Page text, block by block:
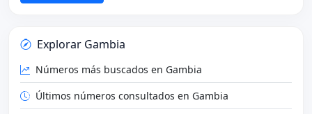
Explorar Gambia
Números más buscados en Gambia
Últimos números consultados en Gambia